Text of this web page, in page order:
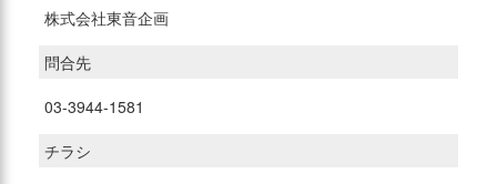
株式会社東音企画
問合先
03-3944-1581
チラシ